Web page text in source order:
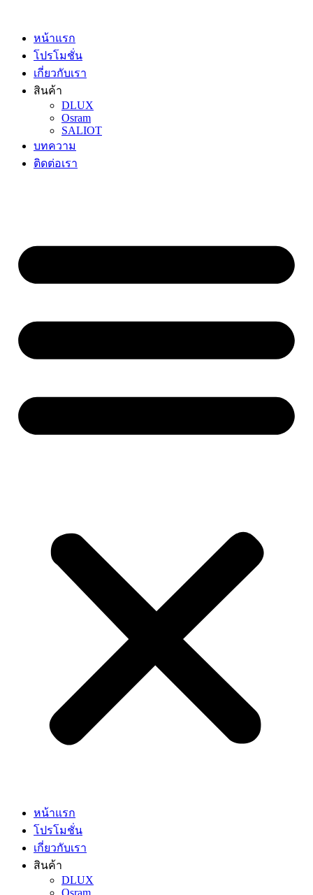
contentหน้าแรก
โปรโมชั่น
เกี่ยวกับเรา
สินค้า
DLUX
Osram
SALIOT
บทความ
ติดต่อเรา
หน้าแรก
โปรโมชั่น
เกี่ยวกับเรา
สินค้า
DLUX
Osram